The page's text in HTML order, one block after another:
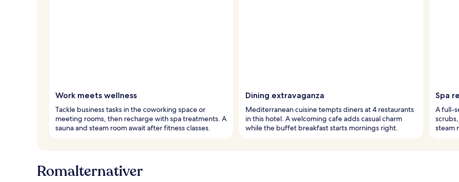
Work meets wellness
Tackle business tasks in the coworking space or
meeting rooms, then recharge with spa treatments. A
sauna and steam room await after fitness classes.
Dining extravaganza
Mediterranean cuisine tempts diners at 4 restaurants
in this hotel. A welcoming cafe adds casual charm
while the buffet breakfast starts mornings right.
Spa
A full-
steam
Romalternativer